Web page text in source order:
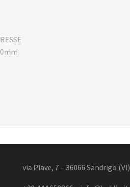
via Piave, 7 – 36066 Sandrigo (VI)